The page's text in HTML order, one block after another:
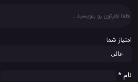
امتیاز شما
نام*